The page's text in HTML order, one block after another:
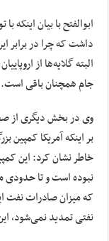
ابوالفتح با بیان اینکه
داشت که چرا در برابر
البته گلایه‌ها از
جام همچنان باقی است.
وی در بخش دیگری از
بر اینکه آمریکا کمپین
خاطر نشان کرد: این
نبوده است و تا حدودی
که میزان صادرات نفت
نفتی تمدید نمی‌شود،